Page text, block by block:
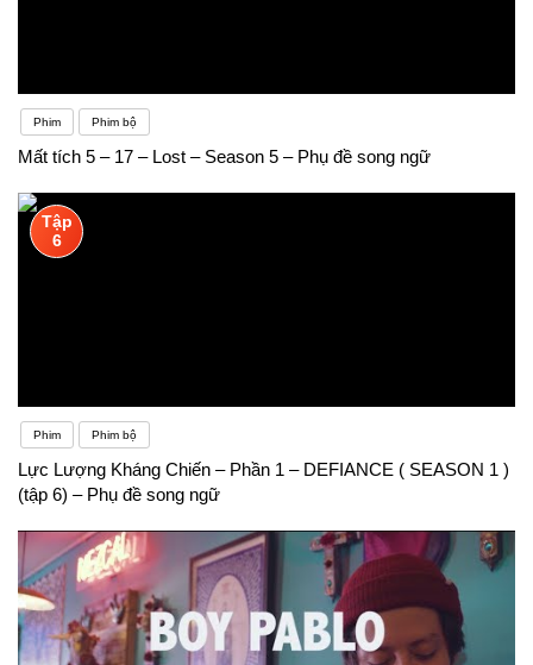
Phim Phim bộ
Mất tích 5 – 17 – Lost – Season 5 – Phụ đề song ngữ
Tập
6
Phim Phim bộ
Lực Lượng Kháng Chiến – Phần 1 – DEFIANCE ( SEASON 1 )
(tập 6) – Phụ đề song ngữ